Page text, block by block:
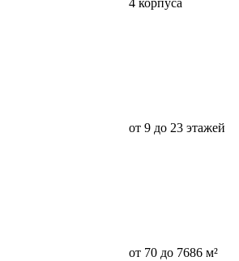
4 корпуса
от 9 до 23 этажей
от 70 до 7686 м²